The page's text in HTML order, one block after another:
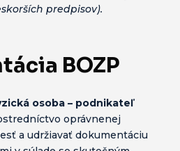
predpisov).
BOZP
osoba – podnikateľ
oprávnenej
a udržiavať dokumentáciu